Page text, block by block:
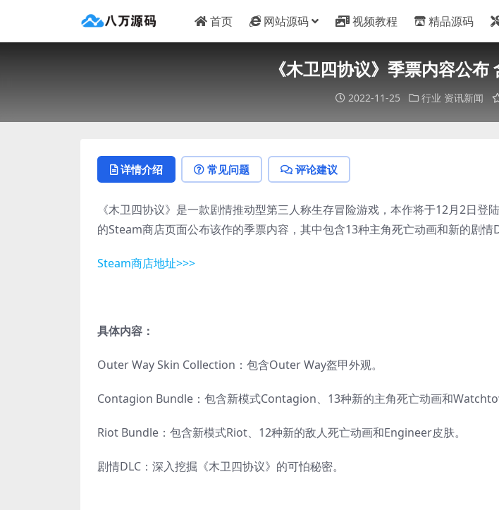
首页 网站源码 视频教程 精品源码
《木卫四协议》季票内容公
2022-11-25 行业 资讯新闻
详情介绍 常见问题 评论建议
《木卫四协议》是一款剧情推动型第三人称生存冒险游戏，本作将于12月2日登
的Steam商店页面公布该作的季票内容，其中包含13种主角死亡动画和新的剧情
Steam商店地址>>>
具体内容：
Outer Way Skin Collection：包含Outer Way盔甲外观。
Contagion Bundle：包含新模式Contagion、13种新的主角死亡动画和
Riot Bundle：包含新模式Riot、12种新的敌人死亡动画和Engineer皮肤。
剧情DLC：深入挖掘《木卫四协议》的可怕秘密。